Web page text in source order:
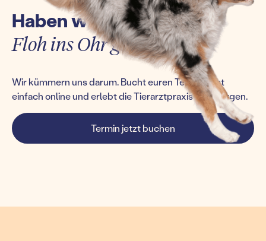
Haben wir euch einen
Floh ins Ohr gesetzt?
Wir kümmern uns darum. Bucht euren Termin jetzt
einfach online und erlebt die Tierarztpraxis von morgen.
Termin jetzt buchen